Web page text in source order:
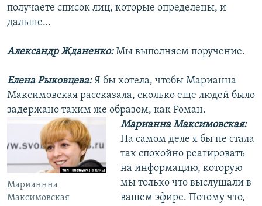
получаете список лиц, которые определены, и
дальше…
Александр Жданенко:Мы выполняем поручение.
Елена Рыковцева:Я бы хотела, чтобы Марианна
Максимовская рассказала, сколько еще людей было
задержано таким же образом, как Роман.
Марианнна
Максимовская
Марианна Максимовская:
На самом деле я бы не стала
так спокойно реагировать
на информацию, которую
мы только что выслушали в
вашем эфире. Потому что,